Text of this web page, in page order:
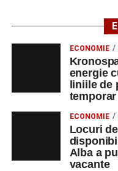
ECONOMIE
energie
liniile de
temporar
ECONOMIE
Locuri
Alba a
vacante